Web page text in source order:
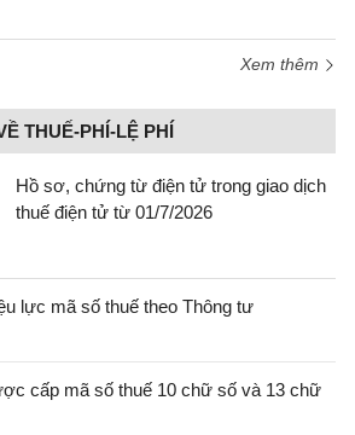
Xem thêm
THUẾ-PHÍ-LỆ PHÍ
Hồ sơ, chứng từ điện tử trong giao dịch
thuế điện tử từ 01/7/2026
lực mã số thuế theo Thông tư
cấp mã số thuế 10 chữ số và 13 chữ